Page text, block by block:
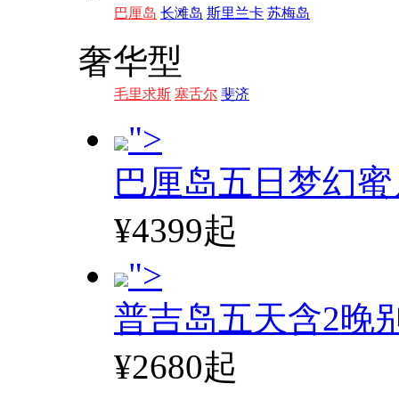
巴厘岛 长滩岛 斯里兰卡 苏梅岛
奢华型
毛里求斯 塞舌尔 斐济
">
巴厘岛五日梦幻
¥4399起
">
普吉岛五天含2晚
¥2680起